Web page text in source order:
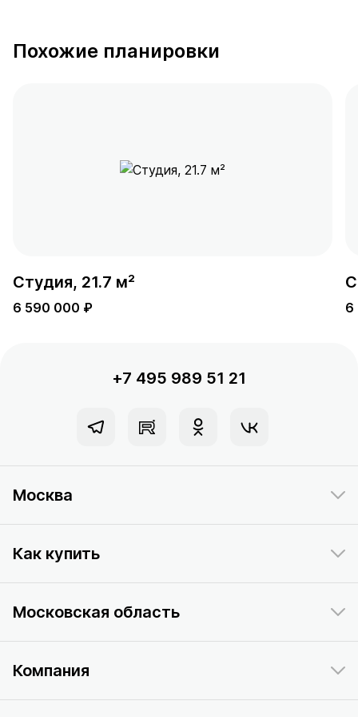
Похожие планировки
Студия, 21.7 м²
6 590 000 ₽ 6
+7 495 989 51 21
Москва
Как купить
Московская область
Компания